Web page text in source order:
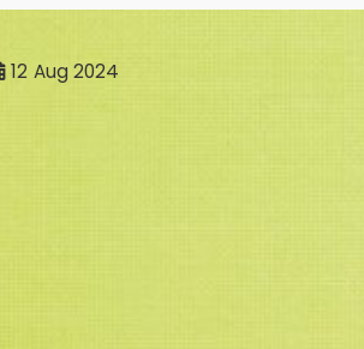
12 Aug 2024